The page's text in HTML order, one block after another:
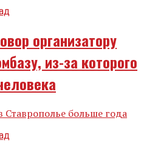
организатору
из-за которого
Ставрополье больше года